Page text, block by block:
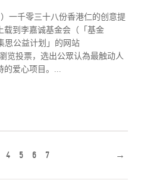
一千零三十八份香港仁的创意提
载到李嘉诚基金会（「基金
思公益计划」的网站
览投票，选出公眾认為最触动人
爱心项目。...
4 5 6 7 →